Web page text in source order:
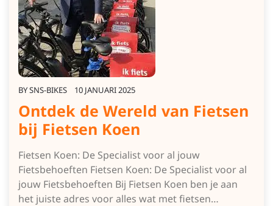
BYSNS-BIKES 10 JANUARI 2025
Ontdek de Wereld van Fietsen
bij Fietsen Koen
Fietsen Koen: De Specialist voor al jouw
Fietsbehoeften Fietsen Koen: De Specialist voor al
jouw Fietsbehoeften Bij Fietsen Koen ben je aan
het juiste adres voor alles wat met fietsen…